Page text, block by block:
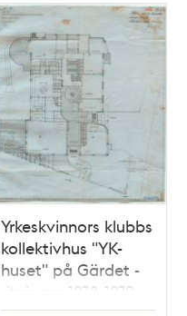
Yrkeskvinnors klubbs
kollektivhus "YK-
huset" på Gärdet -
ritningar 1938-1939